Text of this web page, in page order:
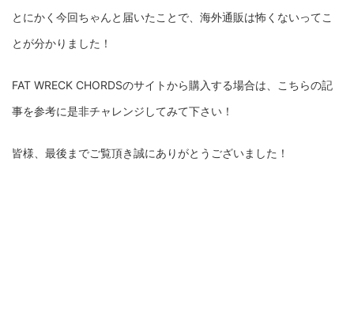
とにかく今回ちゃんと届いたことで、海外通販は怖くないってこ
とが分かりました！
FAT WRECK CHORDSのサイトから購入する場合は、こちらの記
事を参考に是非チャレンジしてみて下さい！
皆様、最後までご覧頂き誠にありがとうございました！